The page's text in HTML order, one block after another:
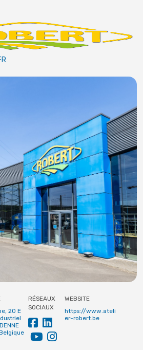
20 E
RÉSEAUX
SOCIAUX
WEBSITE
https://www.ateli
er-robert.be